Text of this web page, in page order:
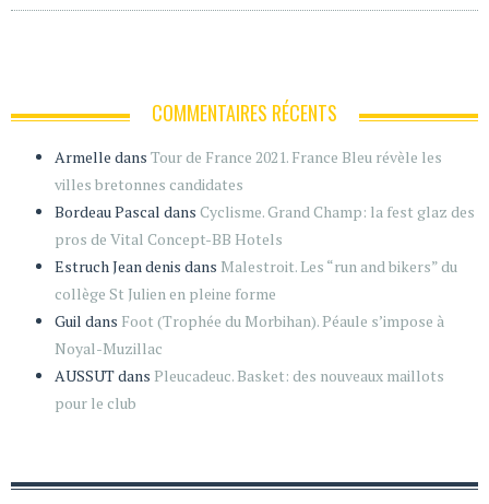
COMMENTAIRES RÉCENTS
Armelle dans Tour de France 2021. France Bleu révèle les
villes bretonnes candidates
Bordeau Pascal dans Cyclisme. Grand Champ: la fest glaz des
pros de Vital Concept-BB Hotels
Estruch Jean denis dans Malestroit. Les “run and bikers” du
collège St Julien en pleine forme
Guil dans Foot (Trophée du Morbihan). Péaule s’impose à
Noyal-Muzillac
AUSSUTdans Pleucadeuc. Basket: des nouveaux maillots
pour le club